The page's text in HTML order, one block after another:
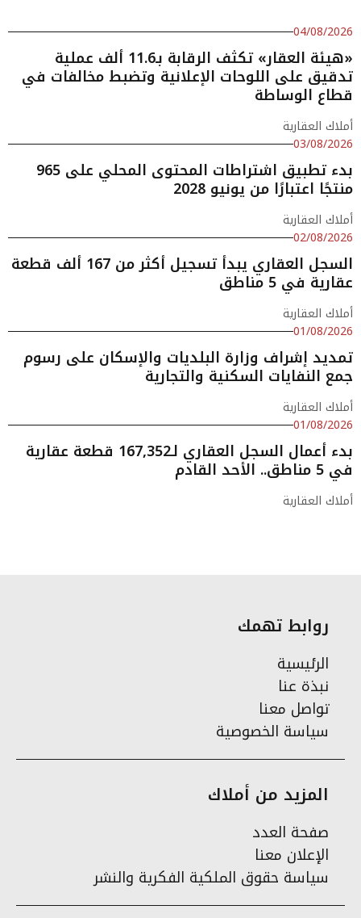
04/08/2026
«هيئة العقار» تكثف الرقابة بـ11.6 ألف عملية
تدقيق على اللوحات الإعلانية وتضبط مخالفات في
قطاع الوساطة
أملاك العقارية
03/08/2026
بدء تطبيق اشتراطات المحتوى المحلي على 965
منتجًا اعتبارًا من يونيو 2028
أملاك العقارية
02/08/2026
السجل العقاري يبدأ تسجيل أكثر من 167 ألف قطعة
عقارية في 5 مناطق
أملاك العقارية
01/08/2026
تمديد إشراف وزارة البلديات والإسكان على رسوم
جمع النفايات السكنية والتجارية
أملاك العقارية
01/08/2026
بدء أعمال السجل العقاري لـ167,352 قطعة عقارية
في 5 مناطق.. الأحد القادم
أملاك العقارية
روابط تهمك
الرئيسية
نبذة عنا
تواصل معنا
سياسة الخصوصية
المزيد من أملاك
صفحة العدد
الإعلان معنا
سياسة حقوق الملكية الفكرية والنشر